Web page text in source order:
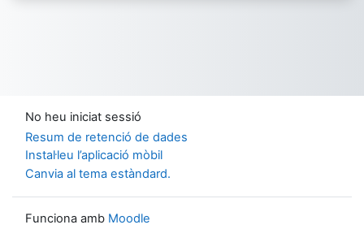
No heu iniciat sessió
Resum de retenció de dades
Instal·leu l’aplicació mòbil
Canvia al tema estàndard.
Funciona amb Moodle